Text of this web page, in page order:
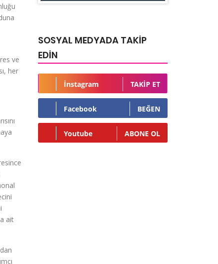
ve
her
ait
SOSYAL MEDYADA TAKİP
EDİN
İnstagram TAKIP ET
Facebook BEĞEN
Youtube ABONE OL